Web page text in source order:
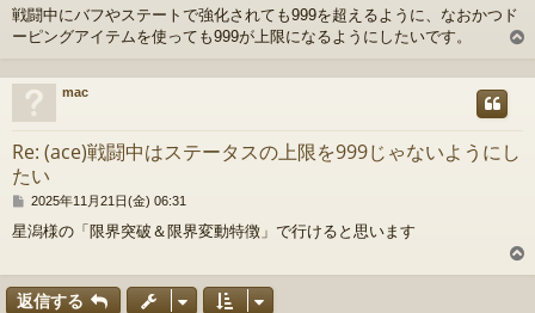
記
事
戦闘中にバフやステートで強化されても999を超えるように、なおかつド
ーピングアイテムを使っても999が上限になるようにしたいです。
mac
Re: (ace)戦闘中はステータスの上限を999じゃないようにし
たい
投
記
2025年11月21日(金) 06:31
星潟様の「限界突破＆限界変動特徴」で行けると思います
返信する